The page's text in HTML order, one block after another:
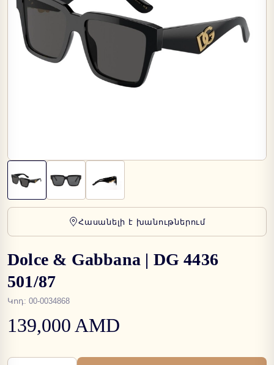
Հասանելի է խանութներում
Dolce & Gabbana | DG 4436
501/87
Կոդ: 00-0034868
139,000 AMD